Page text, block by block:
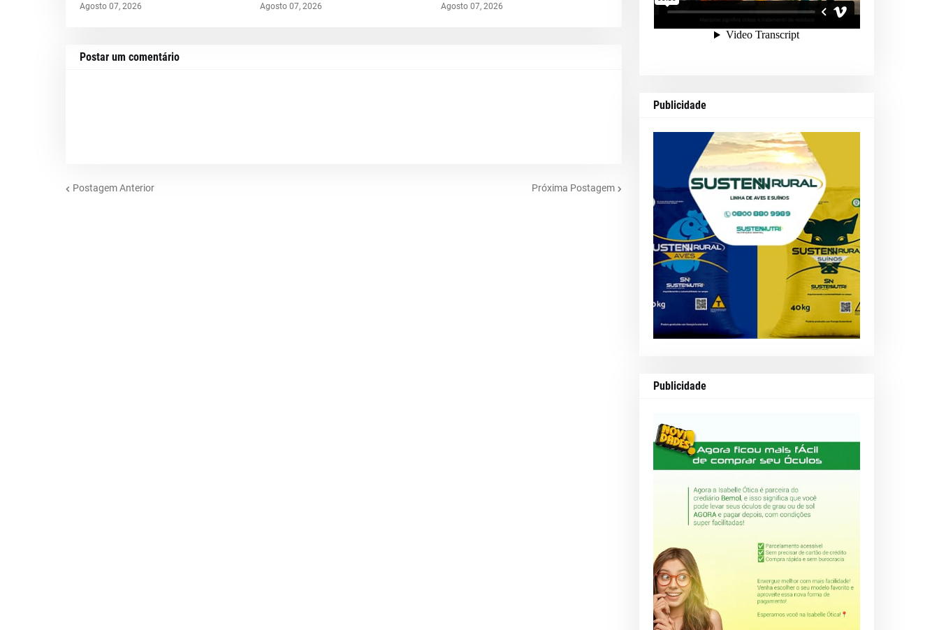
Agosto 07, 2026 Agosto 07, 2026 Agosto 07, 2026
Postar um comentário
Postagem Anterior Próxima Postagem
Publicidade
Publicidade